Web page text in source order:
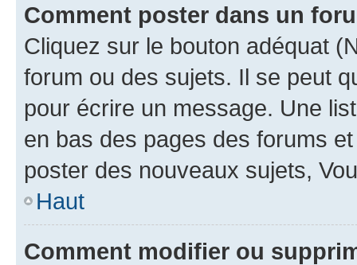
Comment poster dans un
Cliquez sur le bouton adéquat
forum ou des sujets. Il se peut
pour écrire un message. Une
en bas des pages des forums
poster des nouveaux sujets,
Haut
Comment modifier ou